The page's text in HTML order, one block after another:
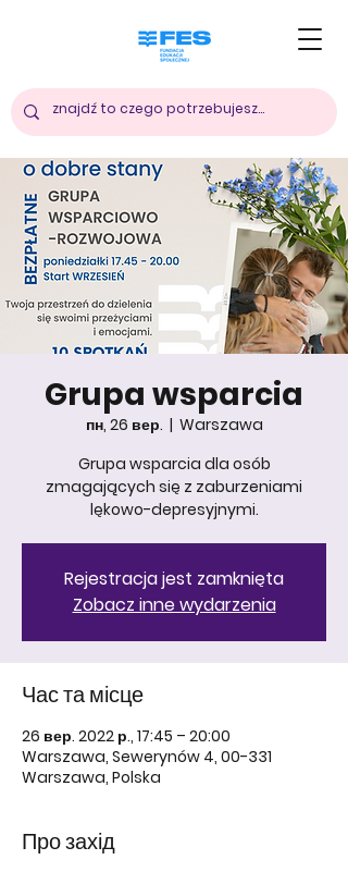
Grupa wsparcia
пн, 26 вер.
  |
Warszawa
Grupa wsparcia dla osób
zmagających się z zaburzeniami
lękowo-depresyjnymi.
Rejestracja jest zamknięta
Zobacz inne wydarzenia
Час та місце
26 вер. 2022 р., 17:45 – 20:00
Warszawa, Sewerynów 4, 00-331
Warszawa, Polska
Про захід